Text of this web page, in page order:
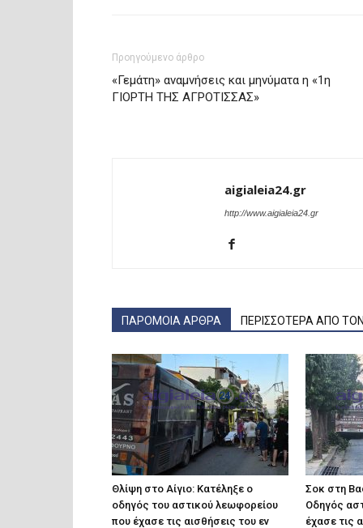
Προηγούμενο άρθρο
«Γεμάτη» αναμνήσεις και μηνύματα η «1η
ΓΙΟΡΤΗ ΤΗΣ ΑΓΡΟΤΙΣΣΑΣ»
aigialeia24.gr
http://www.aigialeia24.gr
ΠΑΡΟΜΟΙΑ ΑΡΘΡΑ ΠΕΡΙΣΣΟΤΕΡΑ ΑΠΟ
Θλίψη στο Αίγιο: Κατέληξε ο
οδηγός του αστικού λεωφορείου
που έχασε τις αισθήσεις του εν
Σοκ στη
Οδηγός
έχασε τις